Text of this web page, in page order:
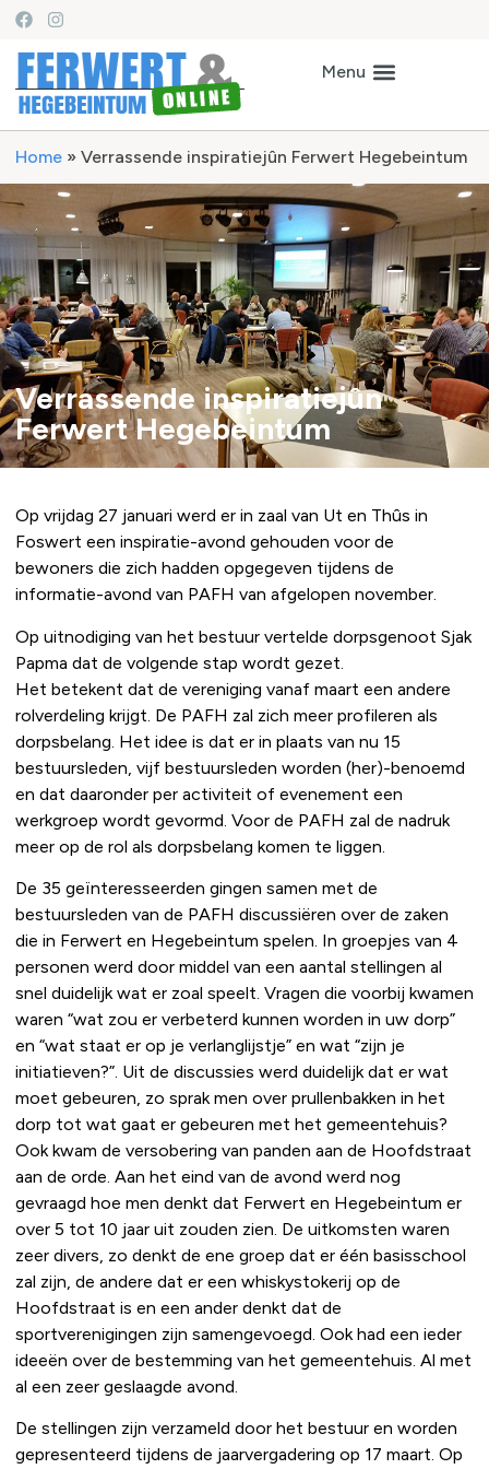
Home » Verrassende inspiratiejûn Ferwert Hegebeintum
Verrassende inspiratiejûn
Ferwert Hegebeintum
Op vrijdag 27 januari werd er in zaal van Ut en Thûs in
Foswert een inspiratie-avond gehouden voor de
bewoners die zich hadden opgegeven tijdens de
informatie-avond van PAFH van afgelopen november.
Op uitnodiging van het bestuur vertelde dorpsgenoot Sjak
Papma dat de volgende stap wordt gezet.
Het betekent dat de vereniging vanaf maart een andere
rolverdeling krijgt. De PAFH zal zich meer profileren als
dorpsbelang. Het idee is dat er in plaats van nu 15
bestuursleden, vijf bestuursleden worden (her)-benoemd
en dat daaronder per activiteit of evenement een
werkgroep wordt gevormd. Voor de PAFH zal de nadruk
meer op de rol als dorpsbelang komen te liggen.
De 35 geïnteresseerden gingen samen met de
bestuursleden van de PAFH discussiëren over de zaken
die in Ferwert en Hegebeintum spelen. In groepjes van 4
personen werd door middel van een aantal stellingen al
snel duidelijk wat er zoal speelt. Vragen die voorbij kwamen
waren “wat zou er verbeterd kunnen worden in uw dorp”
en “wat staat er op je verlanglijstje” en wat “zijn je
initiatieven?”. Uit de discussies werd duidelijk dat er wat
moet gebeuren, zo sprak men over prullenbakken in het
dorp tot wat gaat er gebeuren met het gemeentehuis?
Ook kwam de versobering van panden aan de Hoofdstraat
aan de orde. Aan het eind van de avond werd nog
gevraagd hoe men denkt dat Ferwert en Hegebeintum er
over 5 tot 10 jaar uit zouden zien. De uitkomsten waren
zeer divers, zo denkt de ene groep dat er één basisschool
zal zijn, de andere dat er een whiskystokerij op de
Hoofdstraat is en een ander denkt dat de
sportverenigingen zijn samengevoegd. Ook had een ieder
ideeën over de bestemming van het gemeentehuis. Al met
al een zeer geslaagde avond.
De stellingen zijn verzameld door het bestuur en worden
gepresenteerd tijdens de jaarvergadering op 17 maart. Op